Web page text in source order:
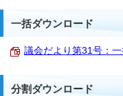
一括ダウンロード
議会だより第31号：
分割ダウンロード